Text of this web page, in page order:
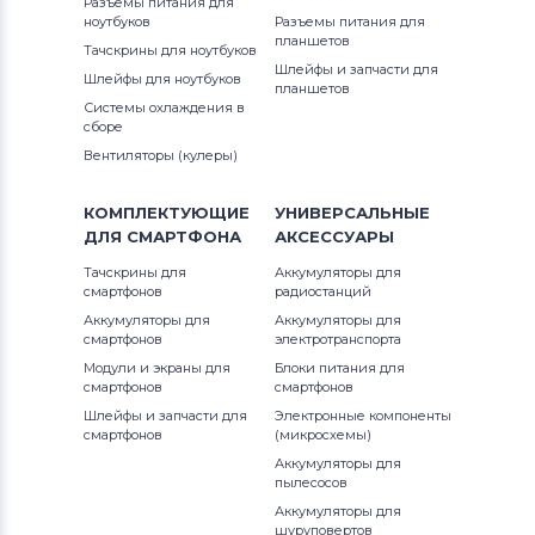
Вентиляторы (кулеры)Apple
Вентиляторы (кулеры)LG
Вентиляторы (кулеры)Clevo
Вентиляторы (кулеры)Sony
Вентиляторы (кулеры)
Fujitsu-
Siemens
Вентиляторы (кулеры)Haier
Вентиляторы (кулеры)KFTYR
ноутбуков
Тачскрины для ноутбуков
Шлейфы для ноутбуков
Системы охлаждения в
сборе
Вентиляторы (кулеры)
Разъемы питания для
планшетов
Шлейфы и запчасти для
планшетов
КОМПЛЕКТУЮЩИЕ
ДЛЯ СМАРТФОНА
Тачскрины для
смартфонов
Аккумуляторы для
смартфонов
Модули и экраны для
смартфонов
Шлейфы и запчасти для
смартфонов
УНИВЕРСАЛЬНЫЕ
АКСЕССУАРЫ
Аккумуляторы для
радиостанций
Аккумуляторы для
электротранспорта
Блоки питания для
смартфонов
Электронные компоненты
(микросхемы)
Аккумуляторы для
пылесосов
Аккумуляторы для
шуруповертов